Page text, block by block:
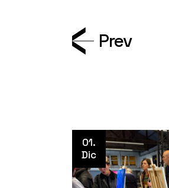
Prev
01.
Dic